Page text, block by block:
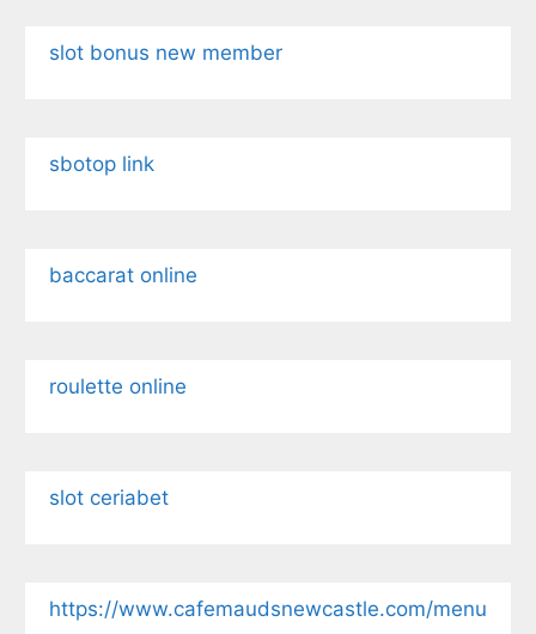
slot bonus new member
sbotop link
baccarat online
roulette online
slot ceriabet
https://www.cafemaudsnewcastle.com/menu